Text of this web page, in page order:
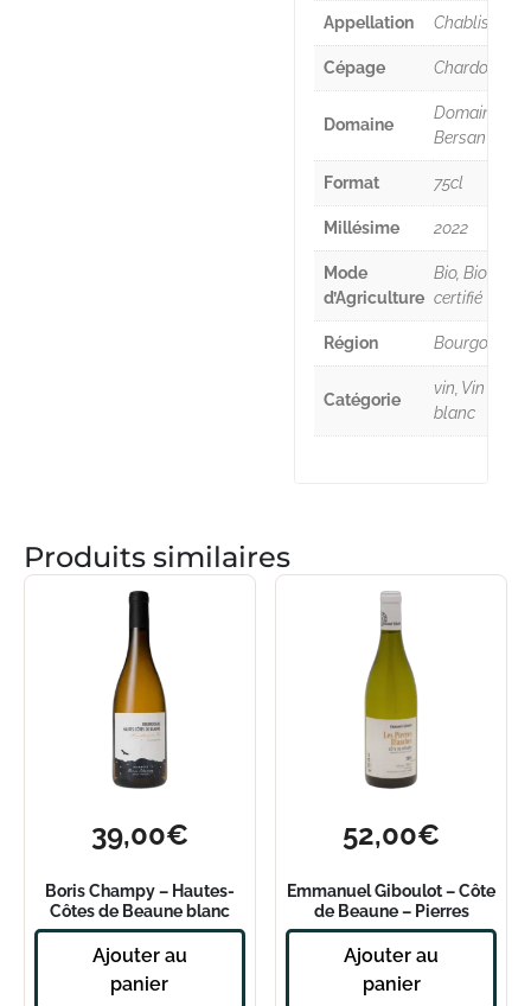
Appellation Chablis
Cépage Chardonnay
Domaine
Domaine
Bersan
Format 75cl
Millésime 2022
Mode
d’Agriculture
Bio, Bio
certifié
Région Bourgogne
Catégorie
vin, Vin
blanc
Produits similaires
39,00€
Boris Champy – Hautes-
Côtes de Beaune blanc
Montagne 382 2021
Ajouter au
panier
52,00€
Emmanuel Giboulot – Côte
de Beaune – Pierres
Blanches 2019
Ajouter au
panier